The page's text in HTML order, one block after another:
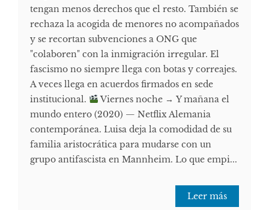
tengan menos derechos que el resto. También se
rechaza la acogida de menores no acompañados
y se recortan subvenciones a ONG que
"colaboren" con la inmigración irregular. El
fascismo no siempre llega con botas y correajes.
A veces llega en acuerdos firmados en sede
institucional.
Viernes noche → Y mañana el
mundo entero (2020) — Netflix Alemania
contemporánea. Luisa deja la comodidad de su
familia aristocrática para mudarse con un
grupo antifascista en Mannheim. Lo que empi...
Leer más